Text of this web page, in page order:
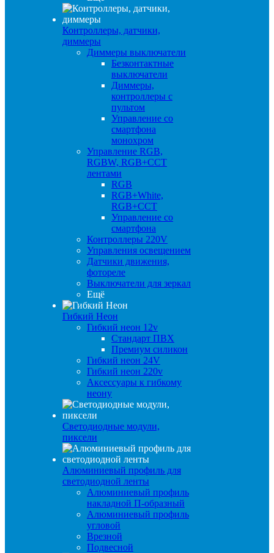
Контроллеры, датчики,
диммеры
Диммеры выключатели
Безконтактные
выключатели
Диммеры,
контроллеры с
пультом
Управление со
смартфона
монохром
Управление RGB,
RGBW, RGB+CCT
лентами
RGB
RGB+White,
RGB+CCT
Управление со
смартфона
Контроллеры 220V
Управления освещением
Датчики движения,
фотореле
Выключатели для зеркал
Ещё
Гибкий Неон
Гибкий неон 12v
Стандарт ПВХ
Премиум силикон
Гибкий неон 24V
Гибкий неон 220v
Аксессуары к гибкому
неону
Светодиодные модули,
пиксели
Алюминиевый профиль для
светодиодной ленты
Алюминиевый профиль
накладной П-образный
Алюминиевый профиль
угловой
Врезной
Подвесной